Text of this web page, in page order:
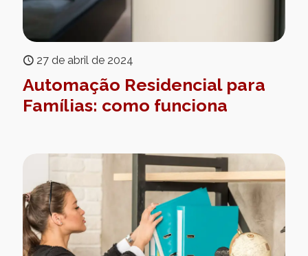
27 de abril de 2024
Automação Residencial para
Famílias: como funciona